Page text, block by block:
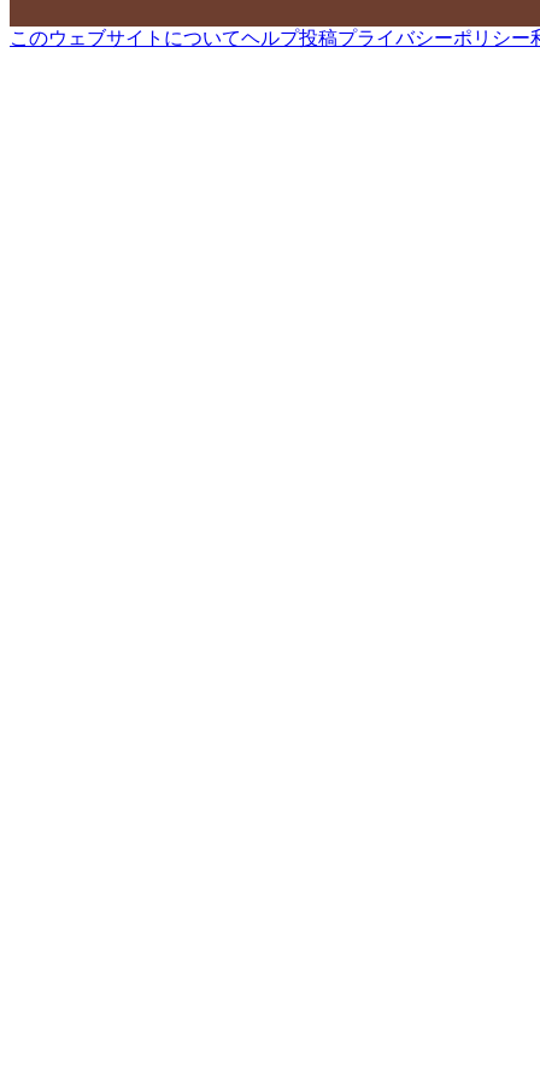
このウェブサイトについてヘルプ投稿プライバシーポリシー